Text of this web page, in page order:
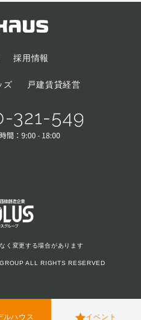
採用情報
ズ 戸建賃貸経営
く変更する場合があります
ALL RIGHTS RESERVED
ルハウス イベント